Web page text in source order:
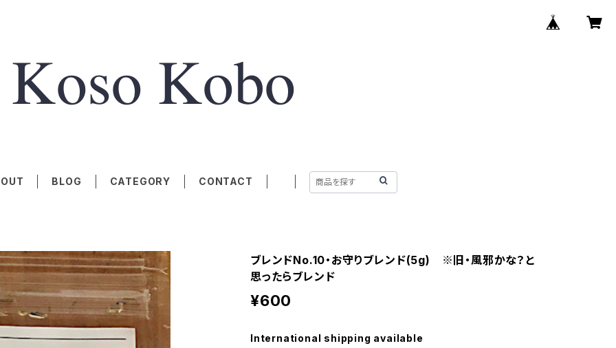
BLOG CATEGORY CONTACT
ブレンドNo.10・お守りブレンド(5g) ※旧・風邪かな？と
思ったらブレンド
¥600
International shipping available